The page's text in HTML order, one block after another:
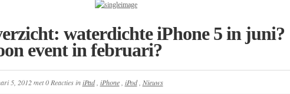
waterdichte iPhone 5 in juni?
event in februari?
5, 2012met0 ReactiesiniPad, iPhone, iPod, Nieuws